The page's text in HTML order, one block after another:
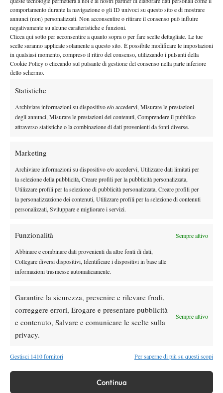
comportamento durante la navigazione o gli ID univoci su questo sito e di mostrare
annunci (non) personalizzati. Non acconsentire o ritirare il consenso può influire
negativamente su alcune caratteristiche e funzioni.
Clicca qui sotto per acconsentire a quanto sopra o per fare scelte dettagliate. Le tue
scelte saranno applicate solamente a questo sito. È possibile modificare le impostazioni
in qualsiasi momento, compreso il ritiro del consenso, utilizzando i pulsanti della
Cookie Policy o cliccando sul pulsante di gestione del consenso nella parte inferiore
dello schermo.
Statistiche
Archiviare informazioni su dispositivo e/o accedervi, Misurare le prestazioni
degli annunci, Misurare le prestazioni dei contenuti, Comprendere il pubblico
attraverso statistiche o la combinazione di dati provenienti da fonti diverse.
Marketing
Archiviare informazioni su dispositivo e/o accedervi, Utilizzare dati limitati per
la selezione della pubblicità, Creare profili per la pubblicità personalizzata,
Utilizzare profili per la selezione di pubblicità personalizzata, Creare profili per
la personalizzazione dei contenuti, Utilizzare profili per la selezione di contenuti
personalizzati, Sviluppare e migliorare i servizi.
Funzionalità Sempre attivo
Abbinare e combinare dati provenienti da altre fonti di dati,
Collegare diversi dispositivi, Identificare i dispositivi in base alle
informazioni trasmesse automaticamente.
Garantire la sicurezza, prevenire e rilevare frodi,
correggere errori, Erogare e presentare pubblicità
e contenuto, Salvare e comunicare le scelte sulla
privacy.
Sempre attivo
Gestisci 1410 fornitori Per saperne di più su questi scopi
Continua
Smitkova, Duque-Marino e Golubic prima di lasciare il passo
subendo la rimonta di Katerina Siniakova.
Marketa Vondrousova (495 pt.).Continua il buon momento
della ceca che si affaccia nel circuito Wta giocando il torneo di
Praga. Riesce la rimonta contro Carina Witthoeft (6-7 7-5 6-2)
mentre non basta quella contro Ana Konjuh, visto che si arrende
con il punteggio di 6-4 7-6.
Katerina Siniakova (487 pt.). è una buona settimana quella
della ceca che nel torneo di casa si spinge fino ai quarti di finale
in singolare e in finale in doppio. Eliminate Kovinic (6-2 4-6 6-2)
Strycova con il punteggio di 6-3 5-7 6-3.
Catherine Bellis (434 pt.).Dopo un mese di assenza, Cici
torna sui campi di un Wta, a Rabat. Dopo le vittorie in tre set,
entrambe 7-5 al terzo set contro Hibino e Bacsinszky, la
statunitense arriva scarica al derby con la Lepchenko cedendo
Nessun commento
Devi essereconnessoper inviare un commento.
avvicinato ancora Agassi